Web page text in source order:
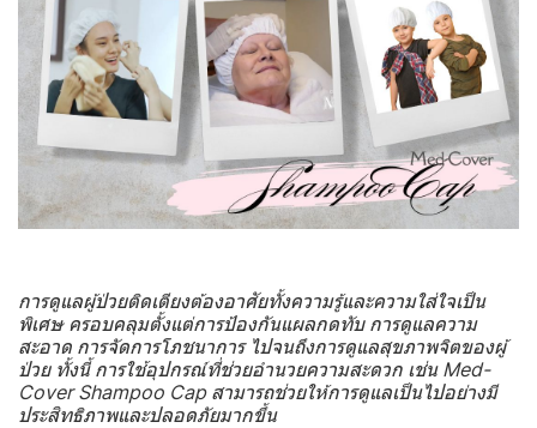
การดูแลผู้ป่วยติดเตียงต้องอาศัยทั้งความรู้และความใส่ใจเป็น
พิเศษ ครอบคลุมตั้งแต่การป้องกันแผลกดทับ การดูแลความ
สะอาด การจัดการโภชนาการ ไปจนถึงการดูแลสุขภาพจิตของผู้
ป่วย ทั้งนี้ การใช้อุปกรณ์ที่ช่วยอำนวยความสะดวก เช่น Med-
Cover Shampoo Cap สามารถช่วยให้การดูแลเป็นไปอย่างมี
ประสิทธิภาพและปลอดภัยมากขึ้น